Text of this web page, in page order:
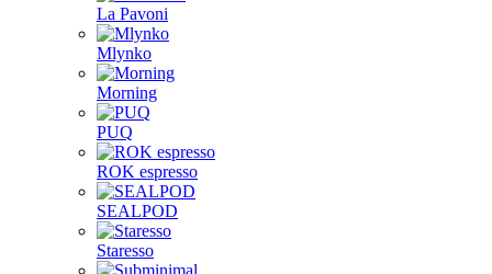
Cafelat Robot
CAFFLANO
DF64
ECO capsules
ecotree